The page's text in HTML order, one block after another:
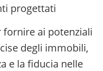
progettati
fornire ai potenziali
degli immobili,
e la fiducia nelle